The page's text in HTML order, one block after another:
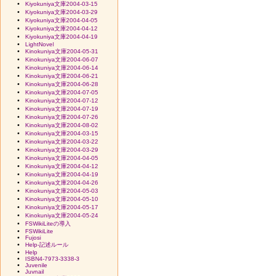
Kiyokuniya文庫2004-03-15
Kiyokuniya文庫2004-03-29
Kiyokuniya文庫2004-04-05
Kiyokuniya文庫2004-04-12
Kiyokuniya文庫2004-04-19
LightNovel
Kinokuniya文庫2004-05-31
Kinokuniya文庫2004-06-07
Kinokuniya文庫2004-06-14
Kinokuniya文庫2004-06-21
Kinokuniya文庫2004-06-28
Kinokuniya文庫2004-07-05
Kinokuniya文庫2004-07-12
Kinokuniya文庫2004-07-19
Kinokuniya文庫2004-07-26
Kinokuniya文庫2004-08-02
Kinokuniya文庫2004-03-15
Kinokuniya文庫2004-03-22
Kinokuniya文庫2004-03-29
Kinokuniya文庫2004-04-05
Kinokuniya文庫2004-04-12
Kinokuniya文庫2004-04-19
Kinokuniya文庫2004-04-26
Kinokuniya文庫2004-05-03
Kinokuniya文庫2004-05-10
Kinokuniya文庫2004-05-17
Kinokuniya文庫2004-05-24
FSWikiLiteの導入
FSWikiLite
Fujosi
Help-記述ルール
Help
ISBN4-7973-3338-3
Juvenile
Juvnail